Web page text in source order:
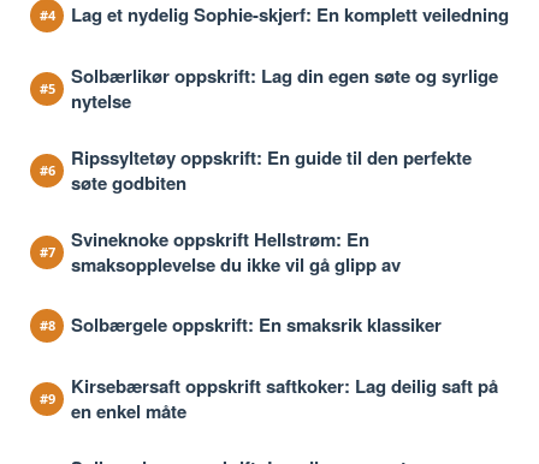
Lag et nydelig Sophie-skjerf: En komplett veiledning
Solbærlikør oppskrift: Lag din egen søte og syrlige
nytelse
Ripssyltetøy oppskrift: En guide til den perfekte
søte godbiten
Svineknoke oppskrift Hellstrøm: En
smaksopplevelse du ikke vil gå glipp av
Solbærgele oppskrift: En smaksrik klassiker
Kirsebærsaft oppskrift saftkoker: Lag deilig saft på
en enkel måte